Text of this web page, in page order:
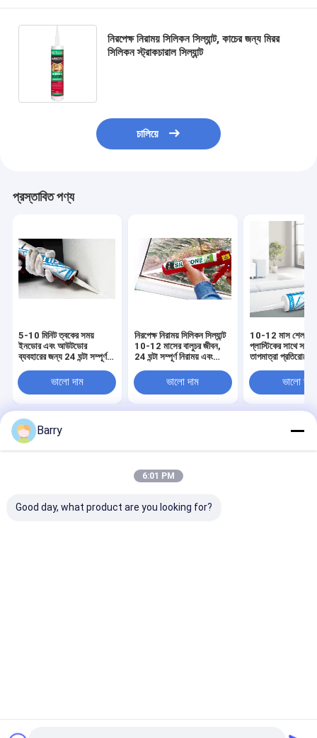
নিরপেক্ষ নিরাময় সিলিকন সিল্যান্ট, কাচের জন্য মিরর
সিলিকন স্ট্রাকচারাল সিল্যান্ট
চালিয়ে
প্রস্তাবিত পণ্য
5-10 মিনিট ত্বকের সময়
ইনডোর এবং আউটডোর
ব্যবহারের জন্য 24 ঘন্টা সম্পূর্ণ
সিলিকন ওয়াটারপ্রুফ সিল্যান্ট
ভালো দাম
নিরপেক্ষ নিরাময় সিলিকন সিল্যান্ট
10-12 মাসের বালুচর জীবন,
24 ঘন্টা সম্পূর্ণ নিরাময় এবং
সেলসিয়াস থেকে 250 ডিগ্রি
সেলসিয়াস শিল্প সিলিং জন্য
ভালো দাম
10-12 মাস শেল্ফ
প্লাস্টিকের সাথে
তাপমাত্রা প্রতিরোধের
-50 °C থেকে 250
ভালো দাম
সাইট ম্যাপ
গোপনীয়তা নীতি
চীন কারখানা.Copyright © 2026 Aristo Industries
Corporation Limited. All Rights Reserved.
Barry
6:01 PM
Good day, what product are you looking for?